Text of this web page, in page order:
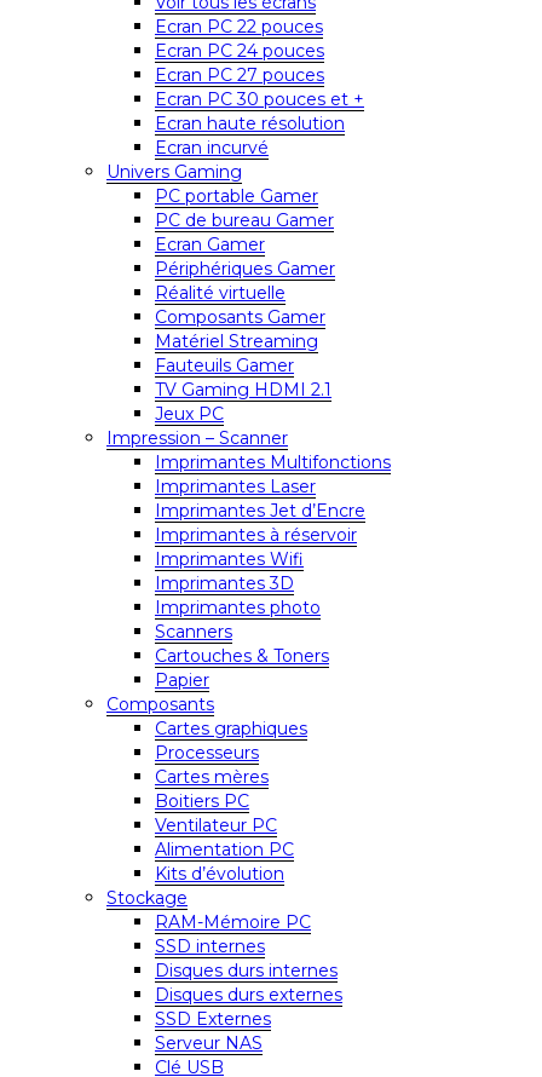
Ecran PC 22 pouces
Ecran PC 24 pouces
Ecran PC 27 pouces
Ecran PC 30 pouces et +
Ecran haute résolution
Ecran incurvé
Univers Gaming
PC portable Gamer
PC de bureau Gamer
Ecran Gamer
Périphériques Gamer
Réalité virtuelle
Composants Gamer
Matériel Streaming
Fauteuils Gamer
TV Gaming HDMI 2.1
Jeux PC
Impression – Scanner
Imprimantes Multifonctions
Imprimantes Laser
Imprimantes Jet d’Encre
Imprimantes à réservoir
Imprimantes Wifi
Imprimantes 3D
Imprimantes photo
Scanners
Cartouches & Toners
Papier
Composants
Cartes graphiques
Processeurs
Cartes mères
Boitiers PC
Ventilateur PC
Alimentation PC
Kits d’évolution
Stockage
RAM-Mémoire PC
SSD internes
Disques durs internes
Disques durs externes
SSD Externes
Serveur NAS
Clé USB